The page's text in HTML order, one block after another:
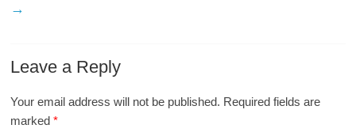
→
Leave a Reply
Your email address will not be published. Required fields are
marked*